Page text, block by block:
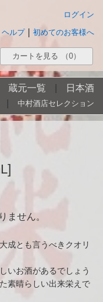
ログイン
初めてのお客様へ
ヘルプ
カートを見る （0）
蔵元一覧 日本酒
中村酒店セレクション
ません。
成とも言うべきクオリ
いお酒があるでしょう
素晴らしい出来栄えで